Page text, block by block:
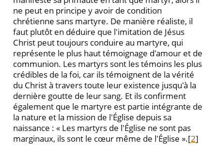
ne peut en principe y avoir de condition
chrétienne sans martyre. De manière réaliste, il
faut plutôt en déduire que l'imitation de Jésus
Christ peut toujours conduire au martyre, qui
représente le plus haut témoignage d'amour et de
communion. Les martyrs sont les témoins les plus
crédibles de la foi, car ils témoignent de la vérité
du Christ à travers toute leur existence jusqu'à la
dernière goutte de leur sang. Et ils confirment
également que le martyre est partie intégrante de
la nature et la mission de l'Église depuis sa
naissance : « Les martyrs de l'Église ne sont pas
marginaux, ils sont le cœur même de l'Église ».[2]